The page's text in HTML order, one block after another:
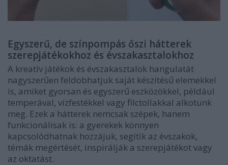
Egyszerű, de színpompás őszi hátterek
szerepjátékokhoz és évszakasztalokhoz
A kreatív játékok és évszakasztalok hangulatát
nagyszerűen feldobhatjuk saját készítésű elemekkel
is, amiket gyorsan és egyszerű eszközökkel, például
temperával, vízfestékkel vagy filctollakkal alkotunk
meg. Ezek a hátterek nemcsak szépek, hanem
funkcionálisak is: a gyerekek könnyen
kapcsolódhatnak hozzájuk, segítik az évszakok,
témák megértését, inspirálják a szerepjátékot vagy
az oktatást.